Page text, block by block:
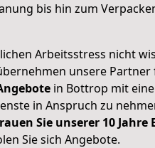
bis hin zum
Arbeitsstress nicht
unsere Partner
in Bottrop mit
in Anspruch zu
Sie unserer 10 Jahre
Sie sich Angebote.